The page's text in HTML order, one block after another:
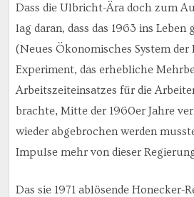
Dass die Ulbricht-Ära doch zum
lag daran, dass das 1963 ins Leben
(Neues Ökonomisches System
Experiment, das erhebliche
Arbeitszeiteinsatzes für die
brachte, Mitte der 1960er Jahre
wieder abgebrochen werden
Impulse mehr von dieser
Das sie 1971 ablösende Honecker-